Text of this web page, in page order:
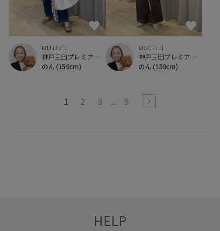
OUTLET
神戸三田プレミアム・アウトレット
のん (159cm)
OUTLET
神戸三田プレミアム・アウトレット
のん (159cm)
1 2 3 9
HELP